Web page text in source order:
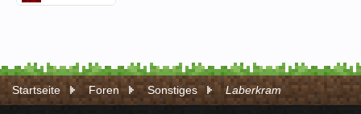
r
Startseite Foren Sonstiges Laberkram